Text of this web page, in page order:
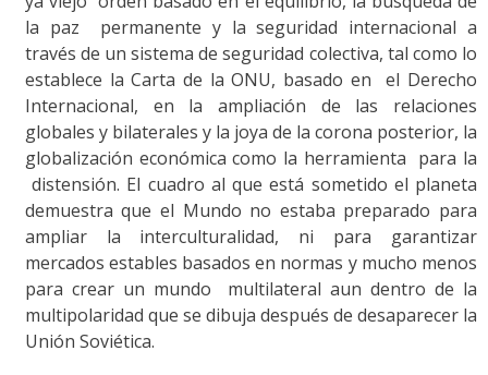
la paz permanente y la seguridad internacional a
través de un sistema de seguridad colectiva, tal como lo
establece la Carta de la ONU, basado en el Derecho
Internacional, en la ampliación de las relaciones
globales y bilaterales y la joya de la corona posterior, la
globalización económica como la herramienta para la
distensión. El cuadro al que está sometido el planeta
demuestra que el Mundo no estaba preparado para
ampliar la interculturalidad, ni para garantizar
mercados estables basados en normas y mucho menos
para crear un mundo multilateral aun dentro de la
multipolaridad que se dibuja después de desaparecer la
Unión Soviética.